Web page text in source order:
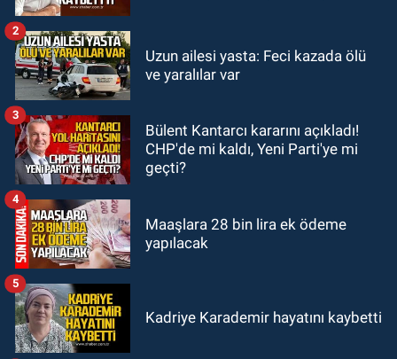
GÜNDEM
09:43 Arkadaşlıklar & Dostluklar
00:40Merve Kır Müftüoğlu
Anadolu’yu karış karış geziyor, yeni
Uzun ailesi yasta: Feci kazada ölü
ve yaralılar var
2
Bülent Kantarcı kararını açıkladı!
CHP'de mi kaldı, Yeni Parti'ye mi
geçti?
3
Maaşlara 28 bin lira ek ödeme
yapılacak
4
Kadriye Karademir hayatını kaybetti
5